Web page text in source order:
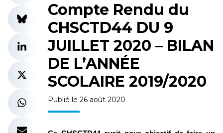
Compte Rendu du
CHSCTD44 DU 9
JUILLET 2020 – BILAN
DE L’ANNÉE
SCOLAIRE 2019/2020
Publié le 26 août 2020